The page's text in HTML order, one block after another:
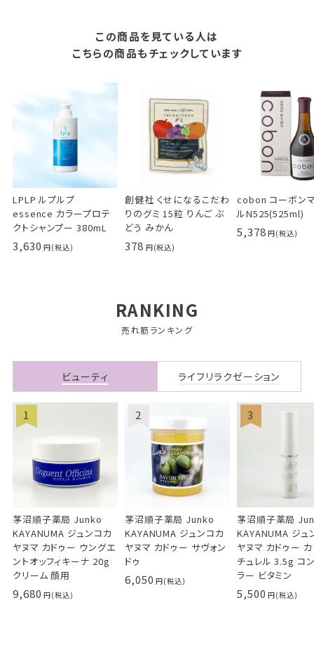
この商品を見ている人は
こちらの商品もチェックしています
LPLP ルプルプ
essence カラープロテ
クトシャンプー 380mL
3,630
創健社 くせになるこだわ
りのグミ 15粒 りんご ぶ
どう みかん
378
cobon コーボン
ルN525(525ml)
5,378
RANKING
売れ筋ランキング
ビューティ ライフリラクゼーション
茅沼順子薬局 Junko
KAYANUMA ジュンコカ
ヤヌマ カドゥー ウングエ
ントオッフィキーナ 20g
クリーム 顔用
9,680
茅沼順子薬局 Junko
KAYANUMA ジュンコカ
ヤヌマ カドゥー サヴォン
ドゥ
6,050
茅沼順子薬局
KAYANUMA ジュ
ヤヌマ カドゥー
チュレル 3.5g コ
ラー ビタミン
5,500